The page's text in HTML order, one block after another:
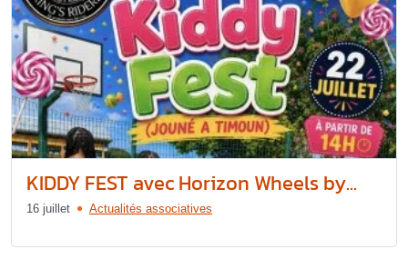
KIDDY FEST avec Horizon Wheels by...
16 juillet Actualités associatives